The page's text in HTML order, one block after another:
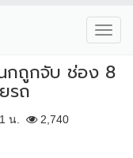
กถูกจับ ช่อง 8
รถ
น. 2,740